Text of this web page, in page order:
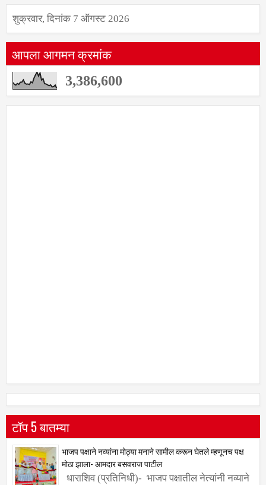
शुक्रवार, दिनांक 7 ऑगस्ट 2026
आपला आगमन क्रमांक
3,386,600
टॉप 5 बातम्या
भाजप पक्षाने नव्यांना मोठ्या मनाने सामील करून घेतले म्हणूनच पक्ष
मोठा झाला- आमदार बसवराज पाटील